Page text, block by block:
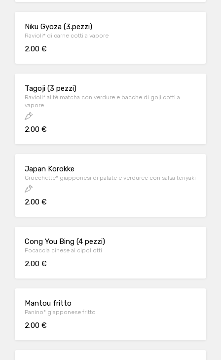
Niku Gyoza (3.pezzi)
Ravioli* di carne cotti a vapore
2.00 €
Tagoji (3 pezzi)
Ravioli* al tè matcha con verdure e bacche di goji cotti a
vapore
2.00 €
Japan Korokke
Crocchette* giapponesi di patate e verduree con salsa teriyaki
2.00 €
Cong You Bing (4 pezzi)
Focaccia cinese ai cipollotti
2.00 €
Mantou fritto
Panino* giapponese fritto
2.00 €